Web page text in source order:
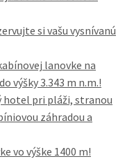
si vašu vysnívanú
lanovke na
výšky 3.343 m n.m.!
hotel pri pláži, stranou
záhradou a
vo výške 1400 m!